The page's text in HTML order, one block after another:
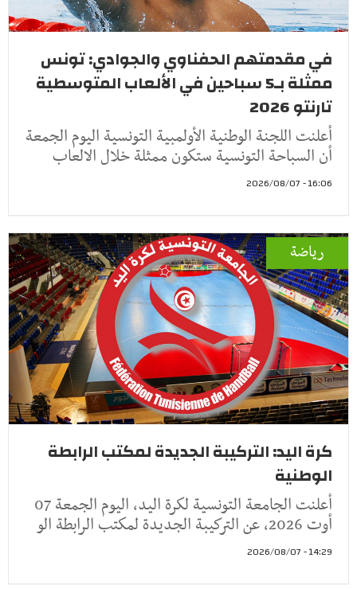
في مقدمتهم الحفناوي والجوادي: تونس
ممثلة بـ5 سباحين في الألعاب المتوسطية
تارنتو 2026
أعلنت اللجنة الوطنية الأولمبية التونسية اليوم الجمعة
أن السباحة التونسية ستكون ممثلة خلال الالعاب
16:06 - 2026/08/07
رياضة
كرة اليد: التركيبة الجديدة لمكتب الرابطة
الوطنية
أعلنت الجامعة التونسية لكرة اليد، اليوم الجمعة 07
أوت 2026، عن التركيبة الجديدة لمكتب الرابطة الو
14:29 - 2026/08/07